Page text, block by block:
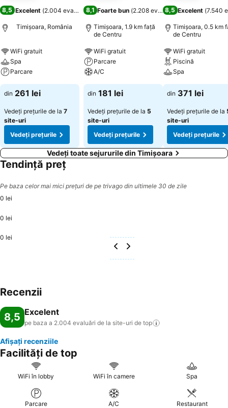
8,5 Excelent (2.004 evaluări )
Timișoara, România
WiFi gratuit
Spa
Parcare
din 261 lei
Vedeți prețurile de la 7
site-uri
Vedeți prețurile
8,1 Foarte bun (2.208 evaluări)
Timișoara, 1.9 km faţă
de Centru
WiFi gratuit
Parcare
A/C
din 181 lei
Vedeți prețurile de la 5
site-uri
Vedeți prețurile
8,5 Excelent (7.540
Timișoara, 0.5 km
de Centru
WiFi gratuit
Piscină
Spa
din 371 lei
Vedeți prețurile de la
site-uri
Vedeți prețurile
Vedeți toate sejururile din Timișoara
Tendință preț
Pe baza celor mai mici prețuri de pe trivago din ultimele 30 de zile
0 lei
0 lei
0 lei
Recenzii
8,5 Excelent
pe baza a 2.004 evaluări de la site-uri de top
Afișați recenziile
Facilități de top
WiFi în lobby WiFi în camere Spa
Parcare A/C Restaurant